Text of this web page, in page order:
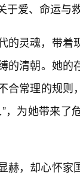
于爱、命运与
的灵魂，带着
的清朝。她
合常理的规
，为她带来
赫，却心怀